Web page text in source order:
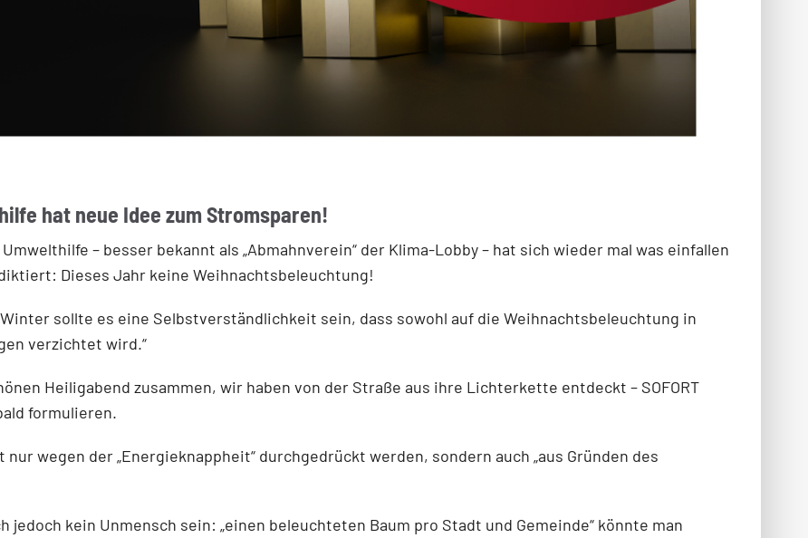
hat neue Idee zum Stromsparen!
– besser bekannt als „Abmahnverein“ der Klima-Lobby – hat sich wieder mal was einfallen
Dieses Jahr keine Weihnachtsbeleuchtung!
sollte es eine Selbstverständlichkeit sein, dass sowohl auf die Weihnachtsbeleuchtung in
verzichtet wird.“
Heiligabend zusammen, wir haben von der Straße aus ihre Lichterkette entdeckt – SOFORT
formulieren.
wegen der „Energieknappheit“ durchgedrückt werden, sondern auch „aus Gründen des
kein Unmensch sein: „einen beleuchteten Baum pro Stadt und Gemeinde“ könnte man